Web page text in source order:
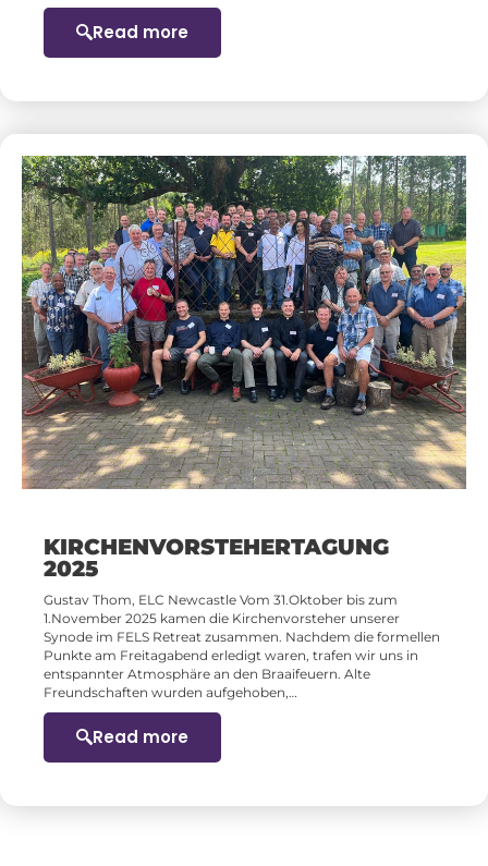
Read more
KIRCHENVORSTEHERTAGUNG
2025
Gustav Thom, ELC Newcastle Vom 31.Oktober bis zum
1.November 2025 kamen die Kirchenvorsteher unserer
Synode im FELS Retreat zusammen. Nachdem die formellen
Punkte am Freitagabend erledigt waren, trafen wir uns in
entspannter Atmosphäre an den Braaifeuern. Alte
Freundschaften wurden aufgehoben,…
Read more